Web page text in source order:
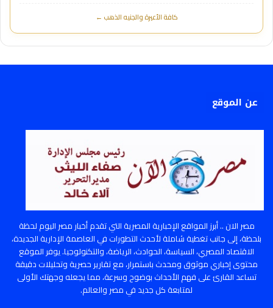
كافة الأعيرة والجنيه الذهب ←
عن الموقع
مصر الان .. أبرز المواقع الإخبارية المصرية التي تقدم أخبار مصر اليوم لحظة
بلحظة، إلى جانب تغطية شاملة لأحدث التطورات في العاصمة الإدارية الجديدة،
الاقتصاد المصري، السياسة، الحوادث، الرياضة، والتكنولوجيا. يوفر الموقع
محتوى إخباري موثوق ومحدث باستمرار، مع تقارير حصرية وتحليلات دقيقة
تساعد القارئ على فهم الأحداث بوضوح وسرعة، مما يجعله وجهتك الأولى
لمتابعة كل جديد في مصر والعالم.